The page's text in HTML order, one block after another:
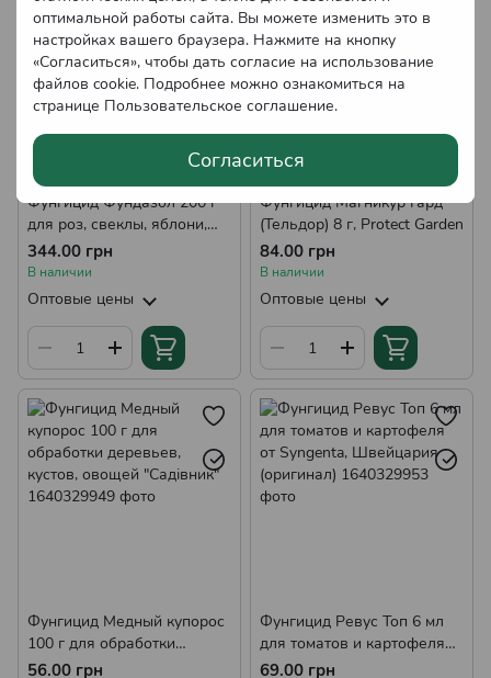
оптимальной работы сайта. Вы можете изменить это в
настройках вашего браузера. Нажмите на кнопку
«Согласиться», чтобы дать согласие на использование
файлов cookie. Подробнее можно ознакомиться на
странице Пользовательское соглашение.
Согласиться
Фунгицид Фундазол 200 г
для роз, свеклы, яблони,
земляники, винограда
344.00 грн
В наличии
Оптовые цены
Фунгицид Магникур Гард
(Тельдор) 8 г, Protect Garden
84.00 грн
В наличии
Оптовые цены
Фунгицид Медный купорос
100 г для обработки
деревьев, кустов, овощей
56.00 грн
Фунгицид Ревус Топ 6 мл
для томатов и картофеля
от Syngenta, Швейцария
69.00 грн